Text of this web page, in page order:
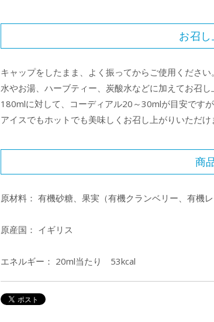
お召
キャップをしたまま、よく振ってからご使用ください。
水やお湯、ハーブティー、炭酸水などに加えてお召し
180mlに対して、コーディアル20～30mlが目安です
アイスでもホットでも美味しくお召し上がりいただけ
商
原材料： 有機砂糖、果実（有機クランベリー、有機
原産国： イギリス
エネルギー： 20ml当たり 53kcal